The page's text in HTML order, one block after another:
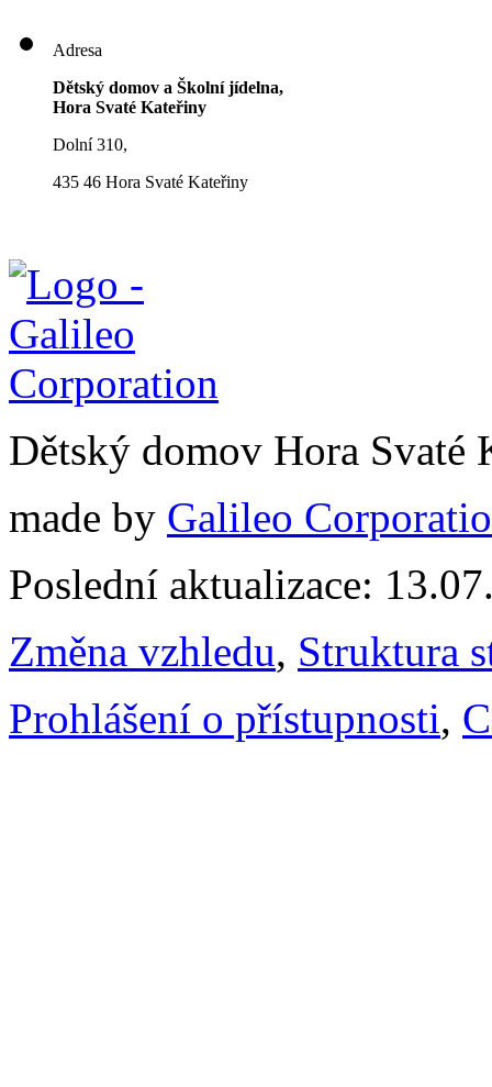
Adresa
Dětský domov a Školní jídelna,
Hora Svaté Kateřiny
Dolní 310,
435 46 Hora Svaté Kateřiny
Dětský domov Hora
made by Galileo
Poslední aktualizace:
Změna vzhledu, Struktura
Prohlášení o přístupnosti,